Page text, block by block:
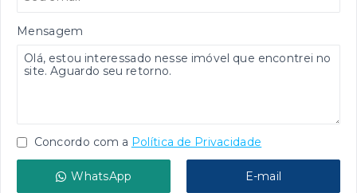
Mensagem
Concordo com a Política de Privacidade
WhatsApp E-mail